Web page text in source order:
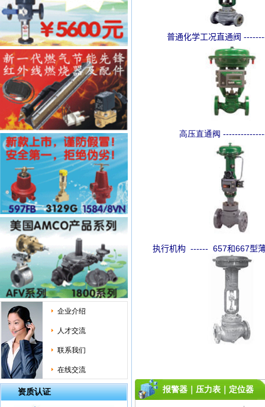
企业介绍
人才交流
联系我们
在线交流
资质认证
普通化学工况直通阀
高压直通阀
执行机构 ------ 657和667型
报警器｜压力表｜定位器